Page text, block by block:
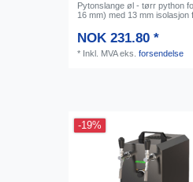
Pytonslange øl - tørr python
16 mm) med 13 mm
NOK 231.80 *
* Inkl. MVAeks.forsendelse
-19%